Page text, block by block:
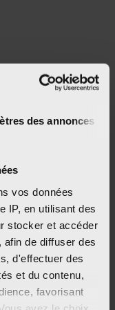
des annonces
vos données
IP, en utilisant des
stocker et accéder
de diffuser des
d'effectuer des
et du contenu,
favorisant
000 hommes et
Cette brochure
tout au long de votre
Elle peut
questions à